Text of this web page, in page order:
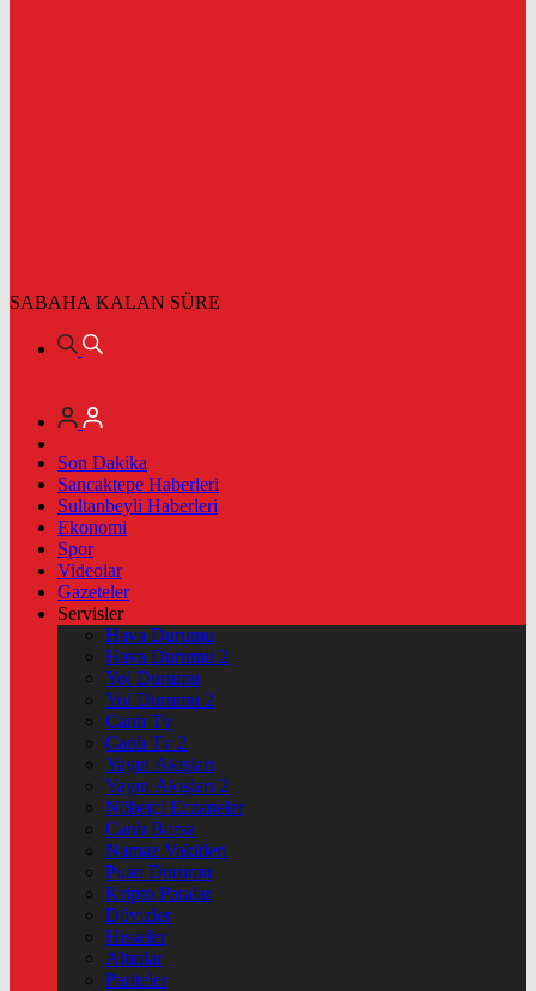
SABAHA KALAN SÜRE
Son Dakika
Sancaktepe Haberleri
Sultanbeyli Haberleri
Ekonomi
Spor
Videolar
Gazeteler
Servisler
Hava Durumu
Hava Durumu 2
Yol Durumu
Yol Durumu 2
Canlı Tv
Canlı Tv 2
Yayın Akışları
Yayın Akışları 2
Nöbetçi Eczaneler
Canlı Borsa
Namaz Vakitleri
Puan Durumu
Kripto Paralar
Dövizler
Hisseler
Altınlar
Pariteler